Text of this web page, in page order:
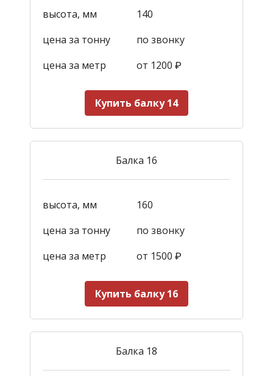
высота, мм
140
цена за тонну
по звонку
цена за метр
от 1200 ₽
Купить балку 14
Балка 16
высота, мм
160
цена за тонну
по звонку
цена за метр
от 1500 ₽
Купить балку 16
Балка 18